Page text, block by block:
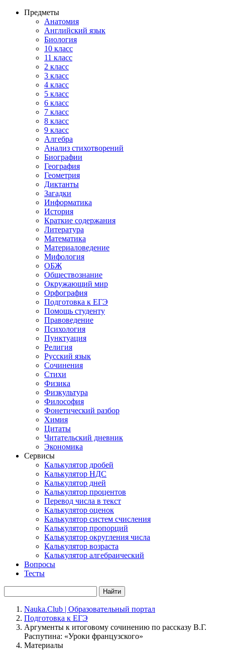
Предметы
Анатомия
Английский язык
Биология
10 класс
11 класс
2 класс
3 класс
4 класс
5 класс
6 класс
7 класс
8 класс
9 класс
Алгебра
Анализ стихотворений
Биографии
География
Геометрия
Диктанты
Загадки
Информатика
История
Краткие содержания
Литература
Математика
Материаловедение
Мифология
ОБЖ
Обществознание
Окружающий мир
Орфография
Подготовка к ЕГЭ
Помощь студенту
Правоведение
Психология
Пунктуация
Религия
Русский язык
Сочинения
Стихи
Физика
Физкультура
Философия
Фонетический разбор
Химия
Цитаты
Читательский дневник
Экономика
Сервисы
Калькулятор дробей
Калькулятор НДС
Калькулятор дней
Калькулятор процентов
Перевод числа в текст
Калькулятор оценок
Калькулятор систем счисления
Калькулятор пропорций
Калькулятор округления числа
Калькулятор возраста
Калькулятор алгебраический
Вопросы
Тесты
Найти
Nauka.Club | Образовательный портал
Подготовка к ЕГЭ
Аргументы к итоговому сочинению по рассказу В.Г.
Распутина: «Уроки французского»
Материалы